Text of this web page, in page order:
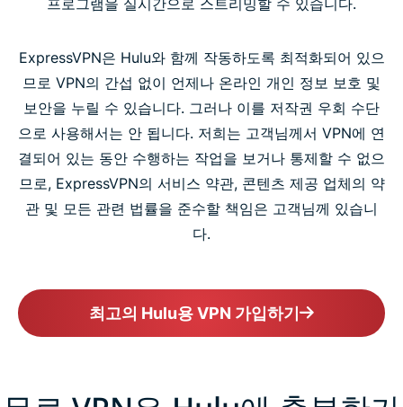
ExpressVPN은 Hulu와 함께 작동하도록 최적화되어 있으
므로 VPN의 간섭 없이 언제나 온라인 개인 정보 보호 및
보안을 누릴 수 있습니다. 그러나 이를 저작권 우회 수단
으로 사용해서는 안 됩니다. 저희는 고객님께서 VPN에 연
결되어 있는 동안 수행하는 작업을 보거나 통제할 수 없으
므로, ExpressVPN의 서비스 약관, 콘텐츠 제공 업체의 약
관 및 모든 관련 법률을 준수할 책임은 고객님께 있습니
다.
최고의 Hulu용 VPN 가입하기